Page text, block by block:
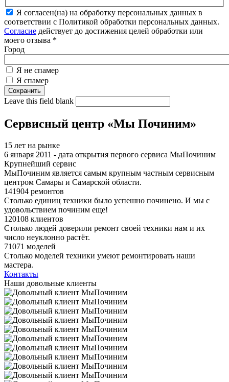
Я согласен(на) на обработку персональных данных в
соответствии с Политикой обработки персональных данных.
Согласие действует до достижения целей обработки или
моего отзыва *
Город
Я не спамер
Я спамер
Leave this field blank
Сервисный центр «Мы Починим»
15 лет на рынке
6 января 2011 - дата открытия первого сервиса МыПочиним
Крупнейший сервис
МыПочиним является самым крупным частным сервисным
центром Самары и Самарской области.
141904 ремонтов
Столько единиц техники было успешно починено. И мы с
удовольствием починим еще!
120108 клиентов
Столько людей доверили ремонт своей техники нам и их
число неуклонно растёт.
71071 моделей
Столько моделей техники умеют ремонтировать наши
мастера.
Контакты
Наши довольные клиенты